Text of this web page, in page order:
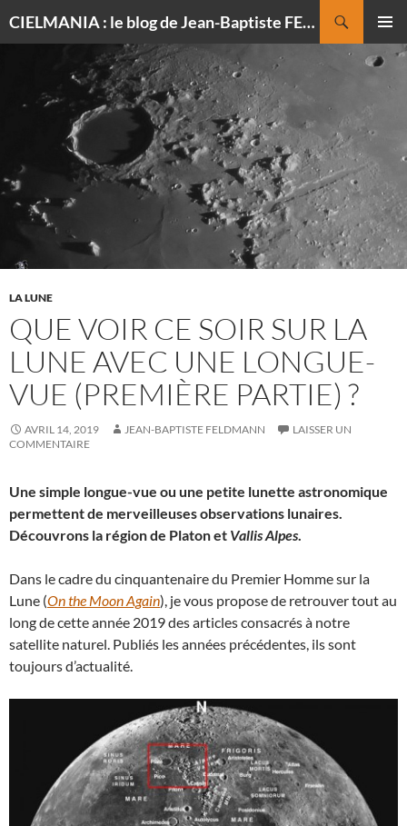
CIELMANIA : le blog de Jean-Baptiste FELDMANN, photographe du ciel
MENU
CONTENU
LA LUNE
QUE VOIR CE SOIR SUR LA
LUNE AVEC UNE LONGUE-
VUE (PREMIÈRE PARTIE) ?
AVRIL 14, 2019 JEAN-BAPTISTE FELDMANN
LAISSER UN
COMMENTAIRE
Une simple longue-vue ou une petite lunette astronomique
permettent de merveilleuses observations lunaires.
Découvrons la région de Platon et Vallis Alpes.
Dans le cadre du cinquantenaire du Premier Homme sur la
Lune (On the Moon Again), je vous propose de retrouver tout au
long de cette année 2019 des articles consacrés à notre
satellite naturel. Publiés les années précédentes, ils sont
toujours d’actualité.